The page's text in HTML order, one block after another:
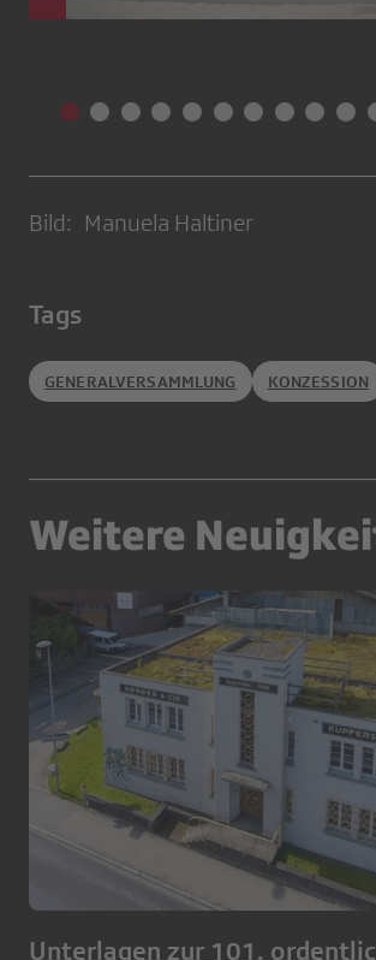
Bild: Manuela Haltiner
Tags
GENERALVERSAMMLUNG KONZESSION
Weitere
Unterlagen zur 101.